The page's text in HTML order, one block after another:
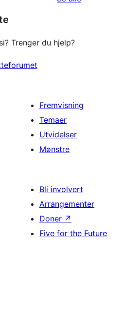
Trenger du hjelp?
Fremvisning
Temaer
Utvidelser
Mønstre
Bli involvert
Arrangementer
Doner ↗
Five for the Future